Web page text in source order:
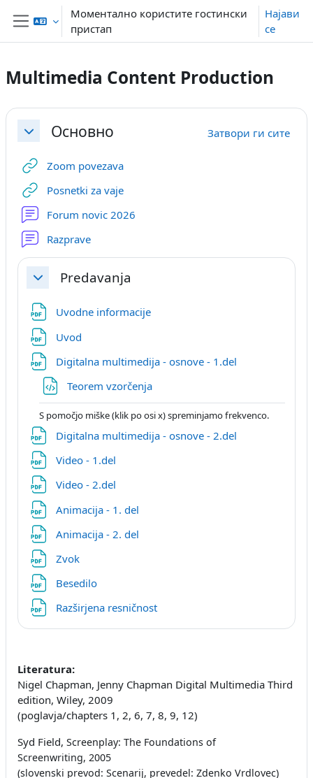
Оди до главна содржина
Страничен панел
Моментално користите гостински
пристап
Најави
се
Multimedia Content Production
Section outline
ЗатвориОсновно Затвори ги сите
Zoom povezavaURL
Posnetki za vajeURL
Forum novic 2026
Razprave
ЗатвориPredavanja
Uvodne informacije
Uvod
Digitalna multimedija - osnove - 1.del
Teorem vzorčenja
S pomočjo miške (klik po osi x) spreminjamo frekvenco.
Digitalna multimedija - osnove - 2.del
Video - 1.del
Video - 2.del
Animacija - 1. del
Animacija - 2. del
Zvok
Besedilo
Razširjena resničnost
Literatura:
Nigel Chapman, Jenny Chapman Digital Multimedia Third
edition, Wiley, 2009
(poglavja/chapters 1, 2, 6, 7, 8, 9, 12)
Syd Field, Screenplay: The Foundations of
Screenwriting, 2005
(slovenski prevod: Scenarij, prevedel: Zdenko Vrdlovec)